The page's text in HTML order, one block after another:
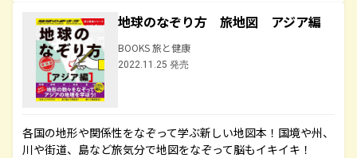
地球のなぞり方 旅地図 アジア編
BOOKS 旅と健康
2022.11.25 発売
各国の地形や関係性をなぞって学ぶ新しい地図本！国境や州、
川や街道、島など旅気分で地図をなぞって脳もイキイキ！